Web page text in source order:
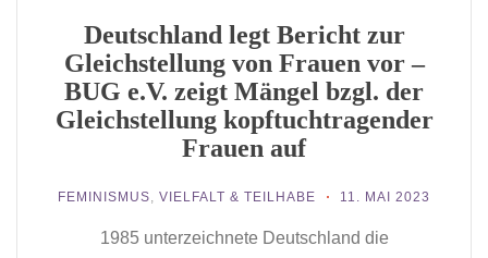
Deutschland legt Bericht zur
Gleichstellung von Frauen vor –
BUG e.V. zeigt Mängel bzgl. der
Gleichstellung kopftuchtragender
Frauen auf
FEMINISMUS VIELFALT & TEILHABE 11. MAI 2023
1985 unterzeichnete Deutschland die